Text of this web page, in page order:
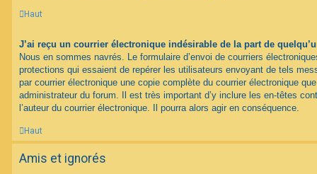
Haut
J’ai reçu un courrier électronique indésirable de la part de
Nous en sommes navrés. Le formulaire d’envoi de courriers
protections qui essaient de repérer les utilisateurs envoyant de tels
par courrier électronique une copie complète du courrier électronique
administrateur du forum. Il est très important d’y inclure les en-têtes
l’auteur du courrier électronique. Il pourra alors agir en conséquence.
Haut
Amis et ignorés